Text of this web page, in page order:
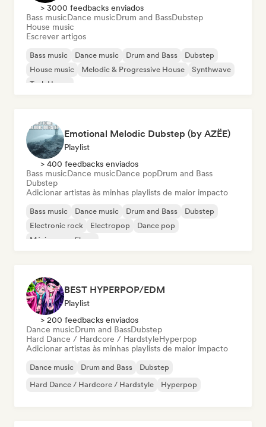
> 3000 feedbacks enviados
Bass musicDance musicDrum and BassDubstep
House music
Escrever artigos
Bass music Dance music Drum and Bass
Dubstep
House music
Melodic & Progressive House
Synthwave
Tech House
Emotional Melodic Dubstep (by AZËE)
Playlist
> 400 feedbacks enviados
Bass musicDance musicDance popDrum and Bass
Dubstep
Adicionar artistas às minhas playlists de maior impacto
Bass music Dance music Drum and Bass
Dubstep
Electronic rock
Electropop
Dance pop
Música para filmes
BEST HYPERPOP/EDM
Playlist
> 200 feedbacks enviados
Dance musicDrum and BassDubstep
Hard Dance / Hardcore / HardstyleHyperpop
Adicionar artistas às minhas playlists de maior impacto
Dance music Drum and Bass
Dubstep
Hard Dance / Hardcore / Hardstyle
Hyperpop